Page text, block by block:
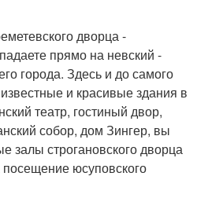
дворца -
прямо на невский -
города. Здесь и до самого
и красивые здания в
театр, гостиный двор,
собор, дом Зингер, вы
залы строгановского дворца
юсуповского